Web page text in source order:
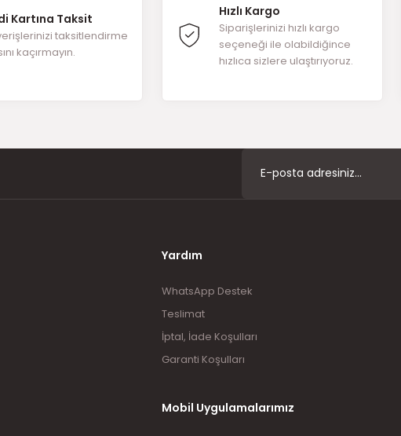
Kartına Taksit
taksitlendirme
kaçırmayın.
Hızlı Kargo
Siparişlerinizi hızlı kargo
seçeneği ile olabildiğince
hızlıca sizlere ulaştırıyoruz.
Yardım
WhatsApp Destek
Teslimat
İptal, İade Koşulları
Garanti Koşulları
Mobil Uygulamalarımız